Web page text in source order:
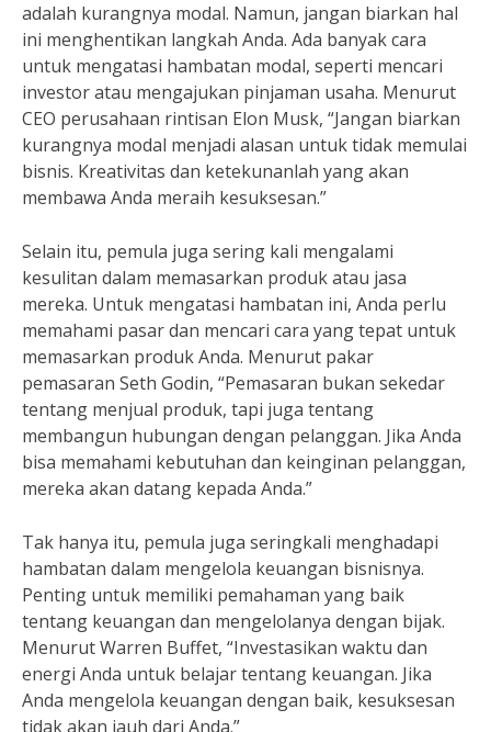
adalah kurangnya modal. Namun, jangan biarkan hal
ini menghentikan langkah Anda. Ada banyak cara
untuk mengatasi hambatan modal, seperti mencari
investor atau mengajukan pinjaman usaha. Menurut
CEO perusahaan rintisan Elon Musk, “Jangan biarkan
kurangnya modal menjadi alasan untuk tidak memulai
bisnis. Kreativitas dan ketekunanlah yang akan
membawa Anda meraih kesuksesan.”
Selain itu, pemula juga sering kali mengalami
kesulitan dalam memasarkan produk atau jasa
mereka. Untuk mengatasi hambatan ini, Anda perlu
memahami pasar dan mencari cara yang tepat untuk
memasarkan produk Anda. Menurut pakar
pemasaran Seth Godin, “Pemasaran bukan sekedar
tentang menjual produk, tapi juga tentang
membangun hubungan dengan pelanggan. Jika Anda
bisa memahami kebutuhan dan keinginan pelanggan,
mereka akan datang kepada Anda.”
Tak hanya itu, pemula juga seringkali menghadapi
hambatan dalam mengelola keuangan bisnisnya.
Penting untuk memiliki pemahaman yang baik
tentang keuangan dan mengelolanya dengan bijak.
Menurut Warren Buffet, “Investasikan waktu dan
energi Anda untuk belajar tentang keuangan. Jika
Anda mengelola keuangan dengan baik, kesuksesan
tidak akan jauh dari Anda.”